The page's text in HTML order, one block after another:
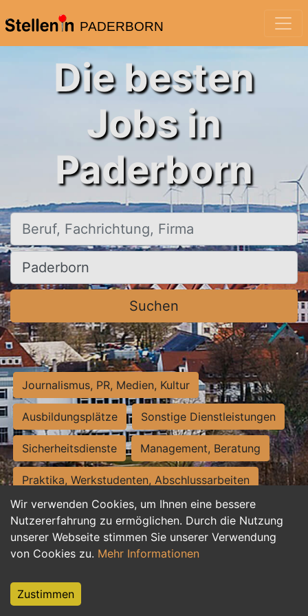
PADERBORN
Wir verwenden Cookies, um Ihnen eine bessere
Nutzererfahrung zu ermöglichen. Durch die Nutzung
unserer Webseite stimmen Sie unserer Verwendung
von Cookies zu. Mehr Informationen
Zustimmen
Die besten
Jobs in
Paderborn
Beruf, Fachrichtung, Firma
Ort, Stadt
Suchen
Journalismus, PR, Medien, Kultur
Ausbildungsplätze Sonstige Dienstleistungen
Sicherheitsdienste Management, Beratung
Praktika, Werkstudenten, Abschlussarbeiten
Personalwesen Assistenz, Sekretariat
Hilfskräfte, Aushilfs- und Nebenjobs
Weiterbildung, Studium, duale Ausbildung